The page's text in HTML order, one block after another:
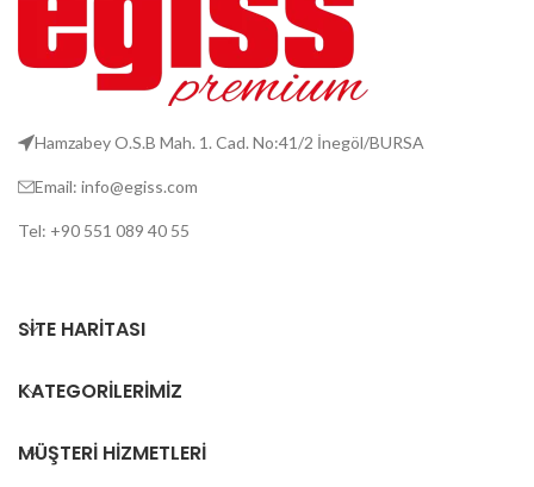
Hamzabey O.S.B Mah. 1. Cad. No:41/2 İnegöl/BURSA
Email: info@egiss.com
Tel: +90 551 089 40 55
SITE HARITASI
KATEGORILERIMIZ
MÜŞTERI HIZMETLERI